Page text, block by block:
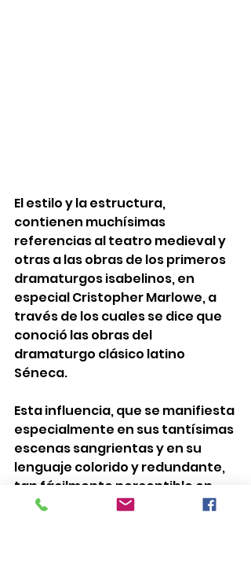
El estilo y la estructura,
contienen muchísimas
referencias al teatro medieval y
otras a las obras de los primeros
dramaturgos isabelinos, en
especial Cristopher Marlowe, a
través de los cuales se dice que
conoció las obras del
dramaturgo clásico latino
Séneca.
Esta influencia, que se manifiesta
especialmente en sus tantísimas
escenas sangrientas y en su
lenguaje colorido y redundante,
tan fácilmente perceptible en
Tito Andrónico